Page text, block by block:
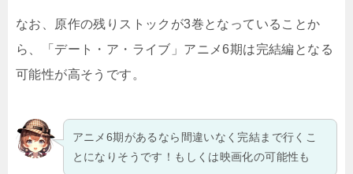
なお、原作の残りストックが3巻となっていることか
ら、「デート・ア・ライブ」アニメ6期は完結編となる
可能性が高そうです。
アニメ6期があるなら間違いなく完結まで行くこ
とになりそうです！もしくは映画化の可能性も